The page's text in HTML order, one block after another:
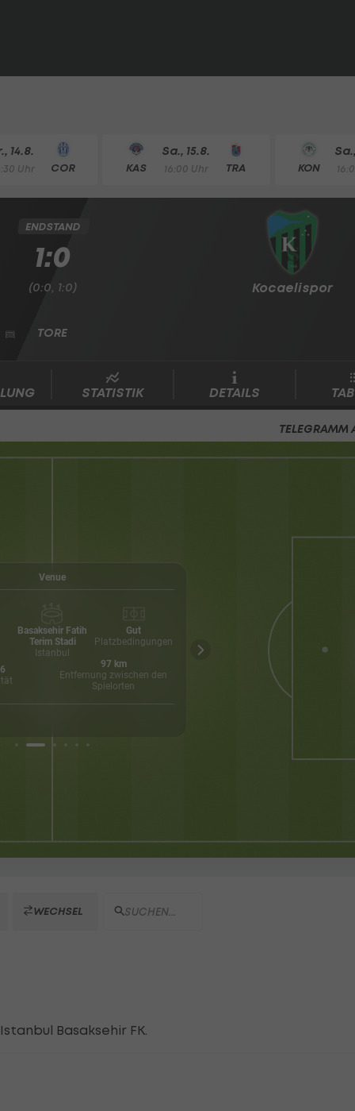
COR
14.8.
Uhr KAS TRA
Sa., 15.8.
16:00 Uhr KON
Kocaelispor
ENDSTAND
1:0
(0:0, 1:0)
STATISTIK DETAILS
TELEGRAMM
Venue
Basaksehir Fatih
Terim Stadi
Istanbul
Gut
Platzbedingungen
97 km
Entfernung zwischen den
Spielorten
%
Formtabelle
WECHSEL
Basaksehir FK.